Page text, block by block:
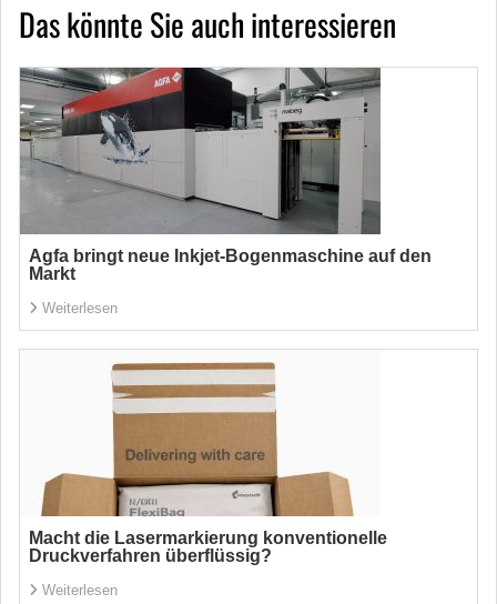
Das könnte Sie auch interessieren
Agfa bringt neue Inkjet-Bogenmaschine auf den
Markt
Weiterlesen
Macht die Lasermarkierung konventionelle
Druckverfahren überflüssig?
Weiterlesen